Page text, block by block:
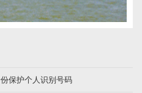
保护个人识别号码